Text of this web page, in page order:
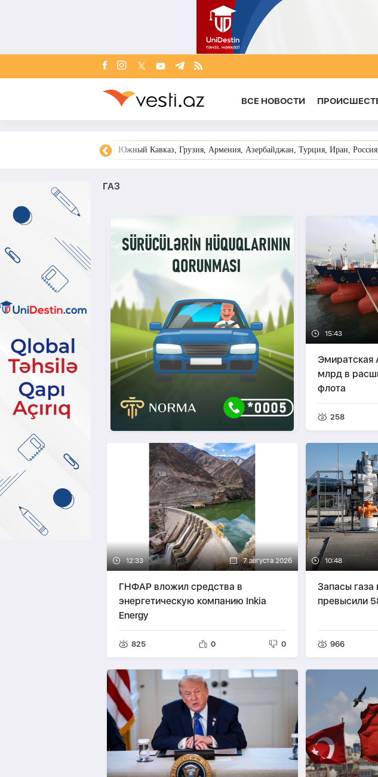
ВСЕ НОВОСТИ
Южный Кавказ, Грузия, Армения, Азербайджан, Турция, Иран,
ГАЗ
15:43
Эмиратская
млрд в
флота
258
12:33 7 августа 2026
ГНФАР вложил средства в
энергетическую компанию Inkia
Energy
825 0 0
10:48
Запасы газа
превысили
966